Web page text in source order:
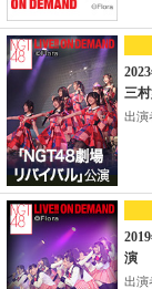
三
出演
演
出演